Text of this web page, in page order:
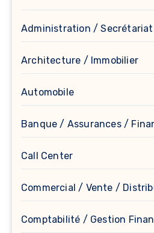
Administration /
Architecture / Immobilier
Automobile
Banque / Assurances /
Call Center
Commercial / Vente /
Comptabilité / Gestion